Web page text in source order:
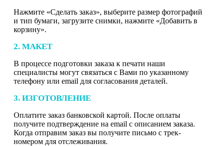
Нажмите «Сделать заказ», выберите размер фотографий
и тип бумаги, загрузите снимки, нажмите «Добавить в
корзину».
2. МАКЕТ
В процессе подготовки заказа к печати наши
специалисты могут связаться с Вами по указанному
телефону или email для согласования деталей.
3. ИЗГОТОВЛЕНИЕ
Оплатите заказ банковской картой. После оплаты
получите подтверждение на email с описанием заказа.
Когда отправим заказ вы получите письмо с трек-
номером для отслеживания.